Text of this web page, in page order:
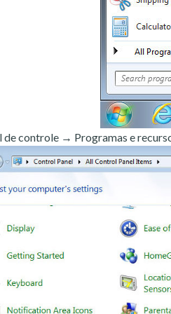
de controle → Programas e